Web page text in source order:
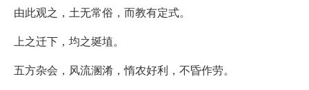
由此观之，土无常俗，而教有定式。
上之迁下，均之埏埴。
五方杂会，风流溷淆，惰农好利，不昏作劳。